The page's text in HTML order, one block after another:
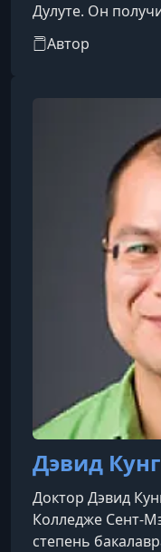
Дулуте. Он
области
в Сан-Антонио и
Пенсильвания.
удостоен премии
математике от
Университета
за
Автор
Дэвид Кунг
Доктор Дэвид
Колледже Сент-
степень